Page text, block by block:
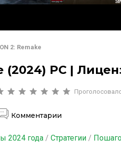
2: Remake
(2024) PC |
Комментарии
2024 года /Стратегии /